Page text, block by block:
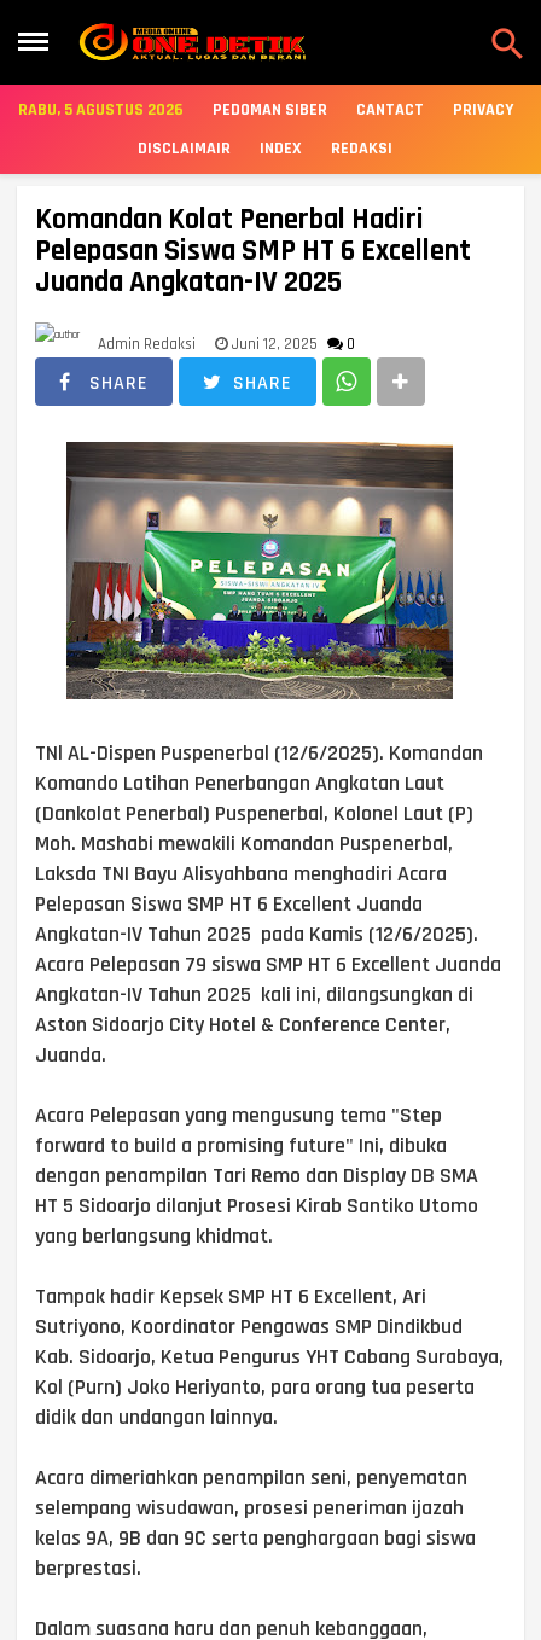

RABU, 5 AGUSTUS 2026 PEDOMAN SIBER CANTACT
PRIVACY
DISCLAIMAIR
INDEX REDAKSI
Komandan Kolat Penerbal Hadiri
Pelepasan Siswa SMP HT 6 Excellent
Juanda Angkatan-IV 2025
Admin Redaksi Juni 12, 2025 0
SHARE SHARE
TNl AL-Dispen Puspenerbal (12/6/2025). Komandan
Komando Latihan Penerbangan Angkatan Laut
(Dankolat Penerbal) Puspenerbal, Kolonel Laut (P)
Moh. Mashabi mewakili Komandan Puspenerbal,
Laksda TNI Bayu Alisyahbana menghadiri Acara
Pelepasan Siswa SMP HT 6 Excellent Juanda
Angkatan-IV Tahun 2025 pada Kamis (12/6/2025).
Acara Pelepasan 79 siswa SMP HT 6 Excellent Juanda
Angkatan-IV Tahun 2025 kali ini, dilangsungkan di
Aston Sidoarjo City Hotel & Conference Center,
Juanda.
Acara Pelepasan yang mengusung tema "Step
forward to build a promising future" Ini, dibuka
dengan penampilan Tari Remo dan Display DB SMA
HT 5 Sidoarjo dilanjut Prosesi Kirab Santiko Utomo
yang berlangsung khidmat.
Tampak hadir Kepsek SMP HT 6 Excellent, Ari
Sutriyono, Koordinator Pengawas SMP Dindikbud
Kab. Sidoarjo, Ketua Pengurus YHT Cabang Surabaya,
Kol (Purn) Joko Heriyanto, para orang tua peserta
didik dan undangan lainnya.
Acara dimeriahkan penampilan seni, penyematan
selempang wisudawan, prosesi peneriman ijazah
kelas 9A, 9B dan 9C serta penghargaan bagi siswa
berprestasi.
Dalam suasana haru dan penuh kebanggaan,